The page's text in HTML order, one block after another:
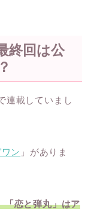
終回は公
連載していまし
ン 」がありま
「恋と弾丸」はア